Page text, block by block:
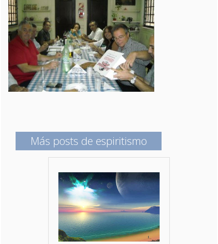
Más posts de espiritismo